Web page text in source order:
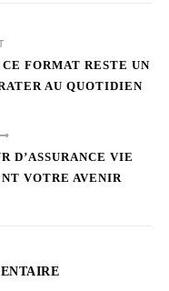
FORMAT RESTE UN
AU QUOTIDIEN
D’ASSURANCE VIE
VOTRE AVENIR